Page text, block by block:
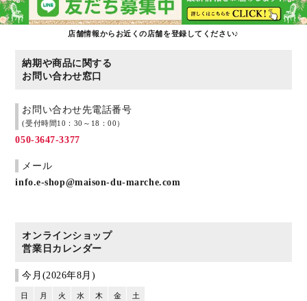
店舗情報からお近くの店舗を登録してください♪
納期や商品に関する
お問い合わせ窓口
お問い合わせ先電話番号
(受付時間10：30～18：00）
050-3647-3377
メール
info.e-shop@maison-du-marche.com
オンラインショップ
営業日カレンダー
今月(2026年8月)
日 月 火 水 木 金 土